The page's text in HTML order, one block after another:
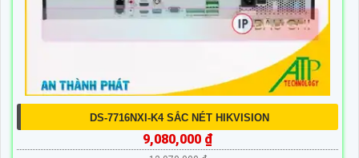
DS-7716NXI-K4 SẮC NÉT HIKVISION
9,080,000 ₫